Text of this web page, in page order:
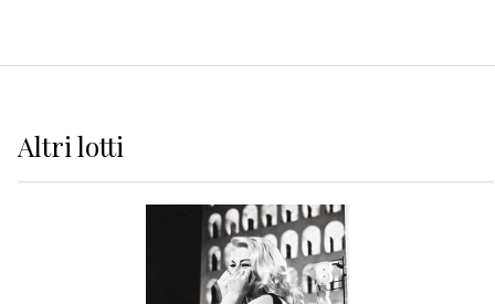
Altrilotti